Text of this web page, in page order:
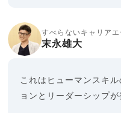
すべらないキャリア
末永雄大
これはヒューマンスキ
ョンとリーダーシップ